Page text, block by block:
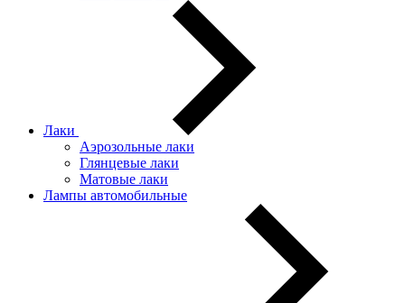
Лаки
Аэрозольные лаки
Глянцевые лаки
Матовые лаки
Лампы автомобильные